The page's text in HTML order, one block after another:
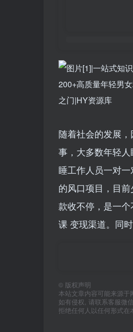
随着社会的发展
事，大多数年轻
睡工作人员一对
的风口项目，目
款收不停，是一
课 变现渠道。同
© 版权声明
本站文章内容可能来源于
如有侵权, 请联系客服微
拒绝任何人以任何形式在